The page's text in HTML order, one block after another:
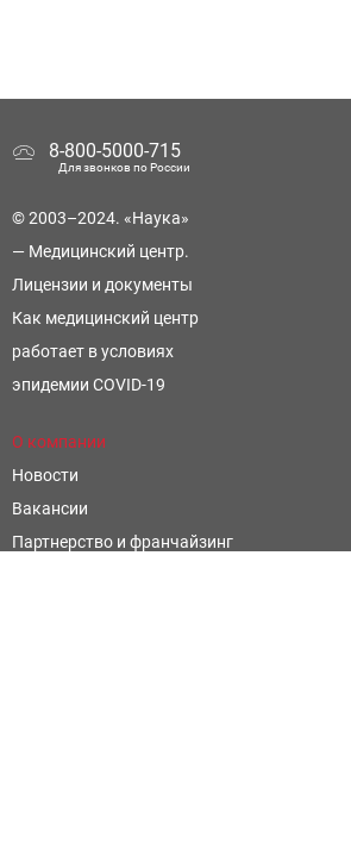
8-800-5000-715
Для звонков по России
© 2003–2024. «Наука»
— Медицинский центр.
Лицензии и документы
Как медицинский центр
работает в условиях
эпидемии COVID-19
О компании
Новости
Вакансии
Партнерство и франчайзинг